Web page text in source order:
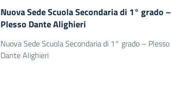
Nuova Sede Scuola Secondaria di 1° grado –
Plesso Dante Alighieri
Nuova Sede Scuola Secondaria di 1° grado – Plesso
Dante Alighieri